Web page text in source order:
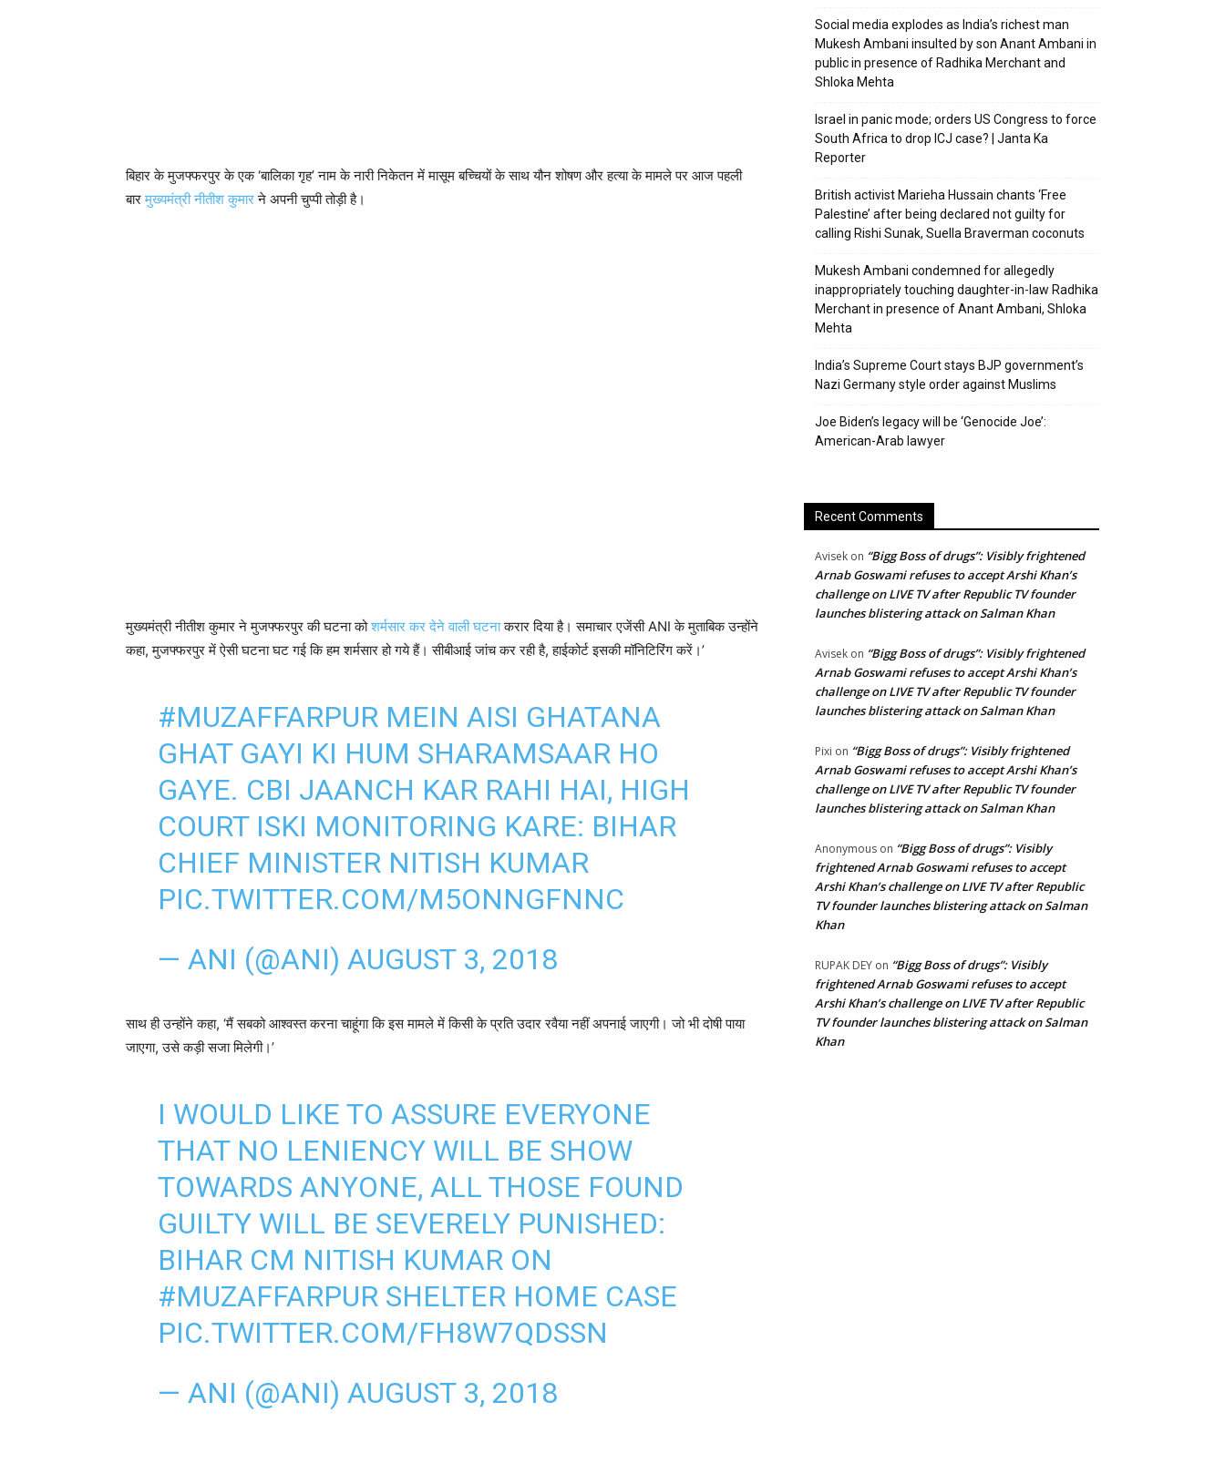
बिहार के मुजफ्फरपुर के एक ‘बालिका गृह’ नाम के नारी निकेतन में मासूम बच्चियों के साथ यौन शोषण और हत्या के मामले पर आज पहली
बारमुख्यमंत्री नीतीश कुमारने अपनी चुप्पी तोड़ी है।
मुख्यमंत्री नीतीश कुमार ने मुजफ्फरपुर की घटना कोशर्मसार कर देने वाली घटनाकरार दिया है। समाचार एजेंसी ANI के मुताबिक उन्होंने
कहा, मुजफ्फरपुर में ऐसी घटना घट गई कि हम शर्मसार हो गये हैं। सीबीआई जांच कर रही है, हाईकोर्ट इसकी मॉनिटिरिंग करें।’
#MUZAFFARPURMEIN AISI GHATANA
GHAT GAYI KI HUM SHARAMSAAR HO
GAYE. CBI JAANCH KAR RAHI HAI, HIGH
COURT ISKI MONITORING KARE: BIHAR
CHIEF MINISTER NITISH KUMAR
PIC.TWITTER.COM/M5ONNGFNNC
— ANI (@ANI) AUGUST 3, 2018
साथ ही उन्होंने कहा, ‘मैं सबको आश्वस्त करना चाहूंगा कि इस मामले में किसी के प्रति उदार रवैया नहीं अपनाई जाएगी। जो भी दोषी पाया
जाएगा, उसे कड़ी सजा मिलेगी।’
I WOULD LIKE TO ASSURE EVERYONE
THAT NO LENIENCY WILL BE SHOW
TOWARDS ANYONE, ALL THOSE FOUND
GUILTY WILL BE SEVERELY PUNISHED:
BIHAR CM NITISH KUMAR ON
#MUZAFFARPURSHELTER HOME CASE
PIC.TWITTER.COM/FH8W7QDSSN
— ANI (@ANI) AUGUST 3, 2018
Social media explodes as India’s richest man
Mukesh Ambani insulted by son Anant Ambani in
public in presence of Radhika Merchant and
Shloka Mehta
Israel in panic mode; orders US Congress to force
South Africa to drop ICJ case? | Janta Ka
Reporter
British activist Marieha Hussain chants ‘Free
Palestine’ after being declared not guilty for
calling Rishi Sunak, Suella Braverman coconuts
Mukesh Ambani condemned for allegedly
inappropriately touching daughter-in-law Radhika
Merchant in presence of Anant Ambani, Shloka
Mehta
India’s Supreme Court stays BJP government’s
Nazi Germany style order against Muslims
Joe Biden’s legacy will be ‘Genocide Joe’:
American-Arab lawyer
Recent Comments
Avisek on “Bigg Boss of drugs”: Visibly frightened
Arnab Goswami refuses to accept Arshi Khan’s
challenge on LIVE TV after Republic TV founder
launches blistering attack on Salman Khan
Avisek on “Bigg Boss of drugs”: Visibly frightened
Arnab Goswami refuses to accept Arshi Khan’s
challenge on LIVE TV after Republic TV founder
launches blistering attack on Salman Khan
Pixi on “Bigg Boss of drugs”: Visibly frightened
Arnab Goswami refuses to accept Arshi Khan’s
challenge on LIVE TV after Republic TV founder
launches blistering attack on Salman Khan
Anonymous on “Bigg Boss of drugs”: Visibly
frightened Arnab Goswami refuses to accept
Arshi Khan’s challenge on LIVE TV after Republic
TV founder launches blistering attack on Salman
Khan
RUPAK DEY on “Bigg Boss of drugs”: Visibly
frightened Arnab Goswami refuses to accept
Arshi Khan’s challenge on LIVE TV after Republic
TV founder launches blistering attack on Salman
Khan